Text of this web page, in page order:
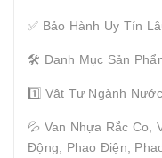
✅ Bảo Hành Uy Tín
🛠 Danh Mục Sản
1️⃣ Vật Tư Ngành Nước
💦 Van Nhựa Rắc Co,
Động, Phao Điện,